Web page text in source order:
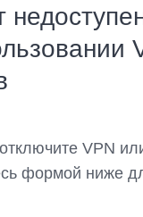
VPN
формой ниже